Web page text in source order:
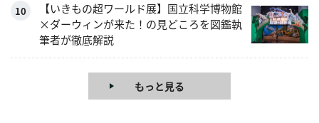
【いきもの超ワールド展】国立科学博物館
×ダーウィンが来た！の見どころを図鑑執
筆者が徹底解説
もっと見る